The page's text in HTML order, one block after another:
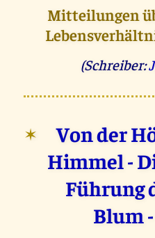
Mitteilungen
(Schreiber:
✶
Von der
Himmel -
Führung
Blum